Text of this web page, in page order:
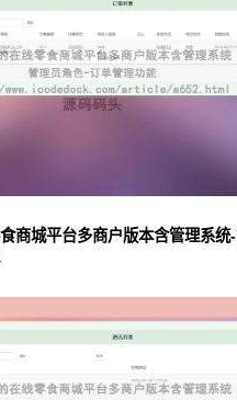
商城平台多商户版本含管理系统